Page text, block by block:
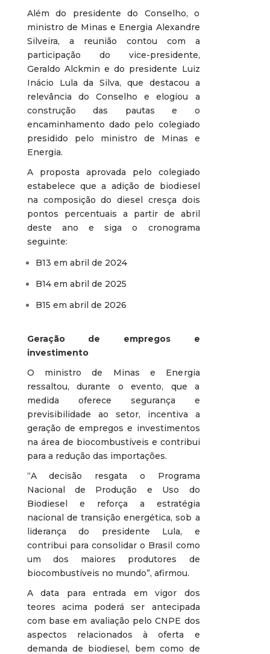
Além do presidente do Conselho, o
ministro de Minas e Energia Alexandre
Silveira, a reunião contou com a
participação do vice-presidente,
Geraldo Alckmin e do presidente Luiz
Inácio Lula da Silva, que destacou a
relevância do Conselho e elogiou a
construção das pautas e o
encaminhamento dado pelo colegiado
presidido pelo ministro de Minas e
Energia.
A proposta aprovada pelo colegiado
estabelece que a adição de biodiesel
na composição do diesel cresça dois
pontos percentuais a partir de abril
deste ano e siga o cronograma
seguinte:
B13 em abril de 2024
B14 em abril de 2025
B15 em abril de 2026
Geração de empregos e
investimento
O ministro de Minas e Energia
ressaltou, durante o evento, que a
medida oferece segurança e
previsibilidade ao setor, incentiva a
geração de empregos e investimentos
na área de biocombustíveis e contribui
para a redução das importações.
“A decisão resgata o Programa
Nacional de Produção e Uso do
Biodiesel e reforça a estratégia
nacional de transição energética, sob a
liderança do presidente Lula, e
contribui para consolidar o Brasil como
um dos maiores produtores de
biocombustíveis no mundo”, afirmou.
A data para entrada em vigor dos
teores acima poderá ser antecipada
com base em avaliação pelo CNPE dos
aspectos relacionados à oferta e
demanda de biodiesel, bem como de